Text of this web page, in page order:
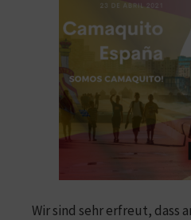
Wir sind sehr erfreut, dass